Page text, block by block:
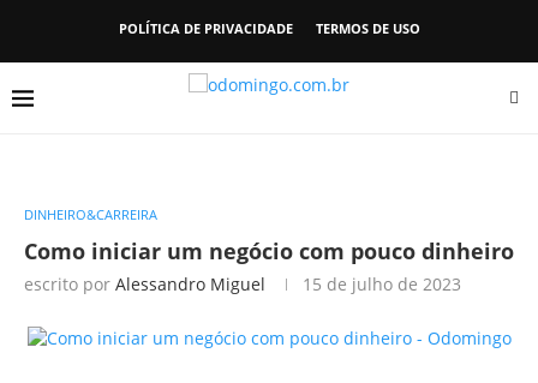
POLÍTICA DE PRIVACIDADE TERMOS DE USO
DINHEIRO&CARREIRA
Como iniciar um negócio com pouco dinheiro
escrito por Alessandro Miguel 15 de julho de 2023